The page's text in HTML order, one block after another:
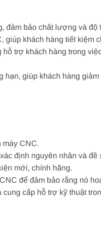
đảm bảo chất lượng và độ
giúp khách hàng tiết kiệm
trợ khách hàng trong
giúp khách hàng
máy CNC.
định nguyên nhân và đề
mới, chính hãng.
để đảm bảo rằng nó
cấp hỗ trợ kỹ thuật